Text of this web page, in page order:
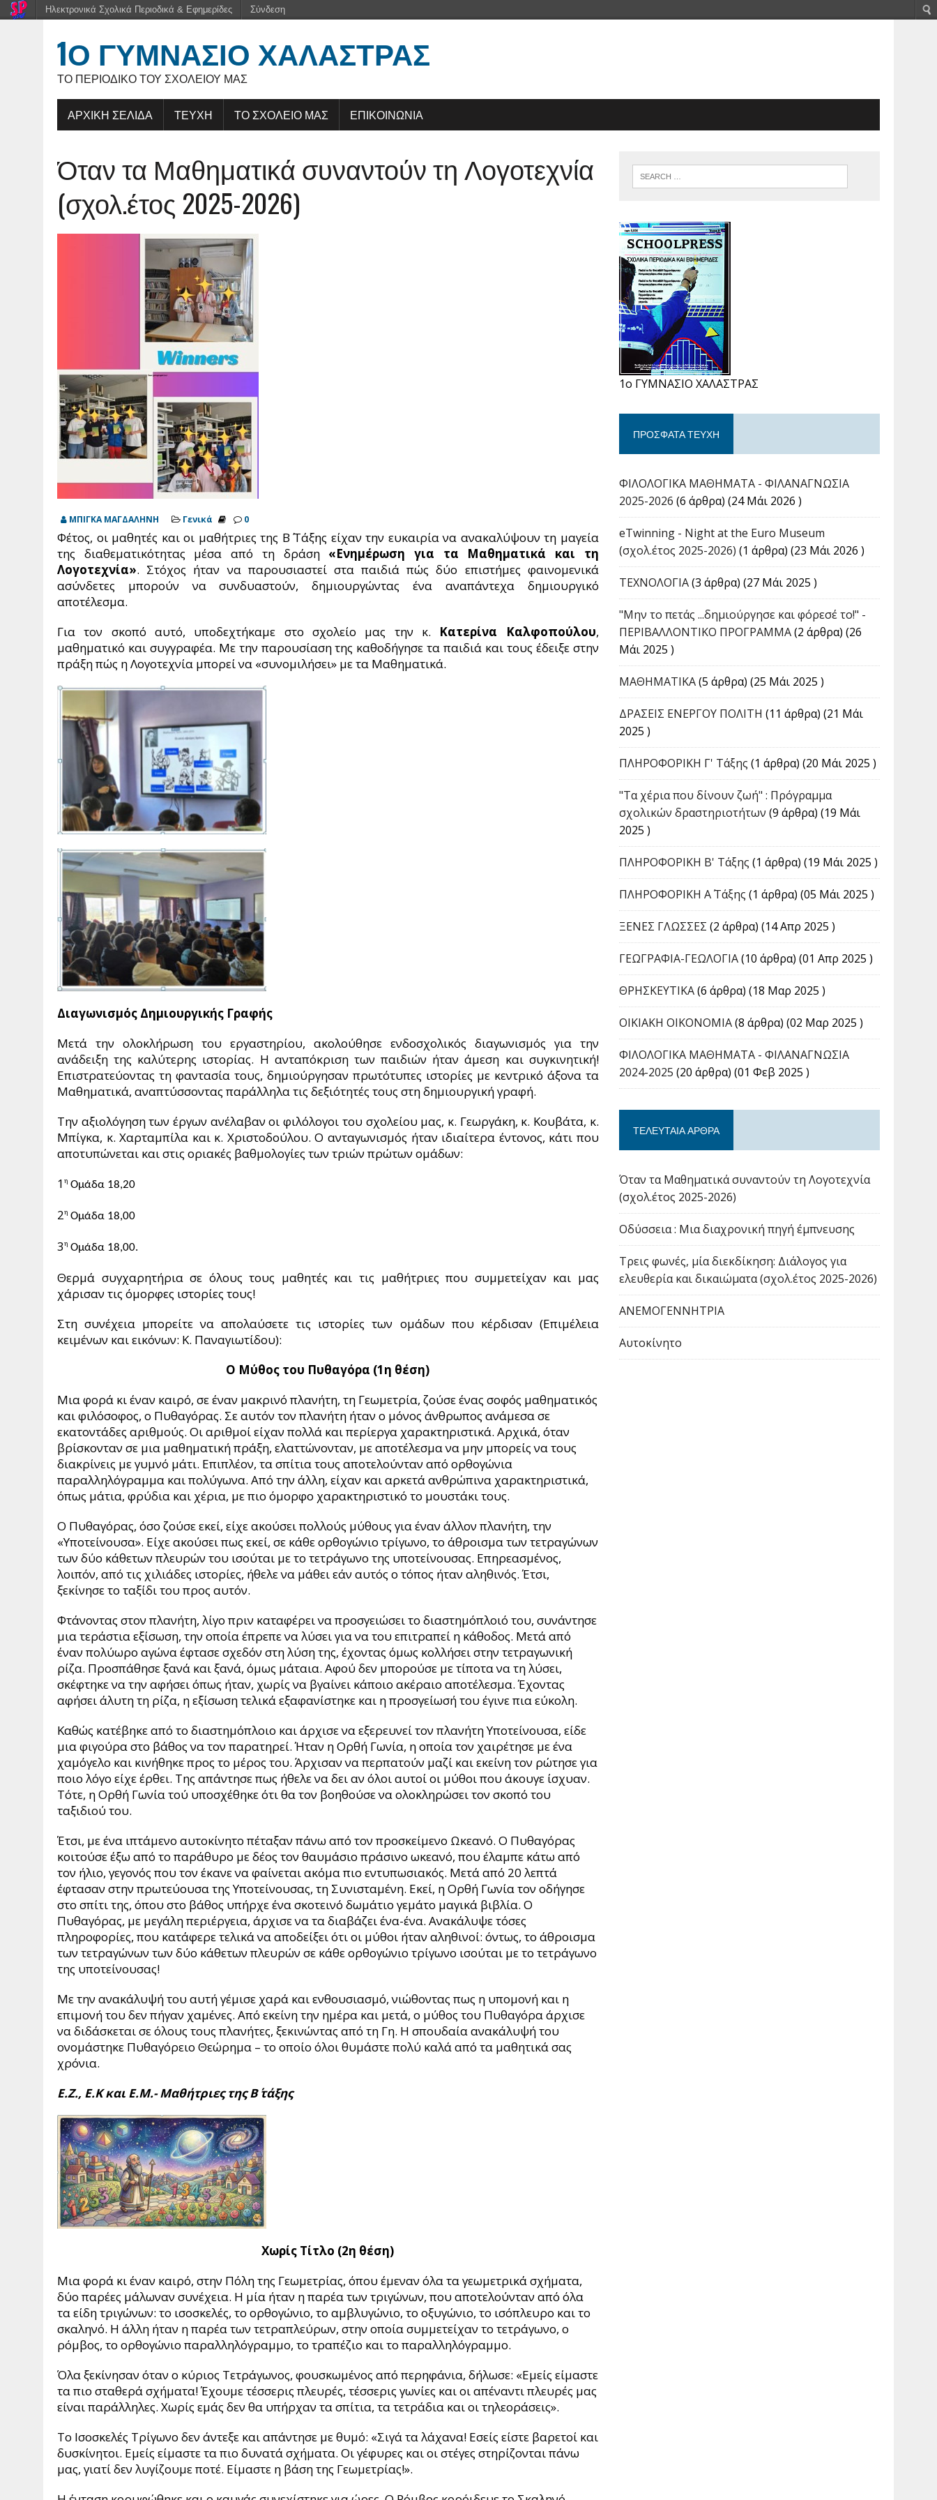
1Ο ΓΥΜΝΑΣΙΟ ΧΑΛΑΣΤΡΑΣ
ΤΟ ΠΕΡΙΟΔΙΚΌ ΤΟΥ ΣΧΟΛΕΊΟΥ ΜΑΣ
ΑΡΧΙΚΗ ΣΕΛΙΔΑ ΤΕΥΧΗ ΤΟ ΣΧΟΛΕΙΟ ΜΑΣ ΕΠΙΚΟΙΝΩΝΙΑ
Όταν τα Μαθηματικά συναντούν τη Λογοτεχνία
(σχολ.έτος 2025-2026)
ΜΠΙΓΚΑ ΜΑΓΔΑΛΗΝΗ Γενικά 0
Φέτος, οι μαθητές και οι μαθήτριες της Β΄ Τάξης είχαν την ευκαιρία να ανακαλύψουν τη μαγεία
της διαθεματικότητας μέσα από τη δράση «Ενημέρωση για τα Μαθηματικά και τη
Λογοτεχνία». Στόχος ήταν να παρουσιαστεί στα παιδιά πώς δύο επιστήμες φαινομενικά
ασύνδετες μπορούν να συνδυαστούν, δημιουργώντας ένα αναπάντεχα δημιουργικό
αποτέλεσμα.
Για τον σκοπό αυτό, υποδεχτήκαμε στο σχολείο μας την κ. Κατερίνα Καλφοπούλου,
μαθηματικό και συγγραφέα. Με την παρουσίαση της καθοδήγησε τα παιδιά και τους έδειξε στην
πράξη πώς η Λογοτεχνία μπορεί να «συνομιλήσει» με τα Μαθηματικά.
Διαγωνισμός Δημιουργικής Γραφής
Μετά την ολοκλήρωση του εργαστηρίου, ακολούθησε ενδοσχολικός διαγωνισμός για την
ανάδειξη της καλύτερης ιστορίας. Η ανταπόκριση των παιδιών ήταν άμεση και συγκινητική!
Επιστρατεύοντας τη φαντασία τους, δημιούργησαν πρωτότυπες ιστορίες με κεντρικό άξονα τα
Μαθηματικά, αναπτύσσοντας παράλληλα τις δεξιότητές τους στη δημιουργική γραφή.
Την αξιολόγηση των έργων ανέλαβαν οι φιλόλογοι του σχολείου μας, κ. Γεωργάκη, κ. Κουβάτα, κ.
Μπίγκα, κ. Χαρταμπίλα και κ. Χριστοδούλου. Ο ανταγωνισμός ήταν ιδιαίτερα έντονος, κάτι που
αποτυπώνεται και στις οριακές βαθμολογίες των τριών πρώτων ομάδων:
1 η Ομάδα 18,20
2η Ομάδα 18,00
3η Ομάδα 18,00.
Θερμά συγχαρητήρια σε όλους τους μαθητές και τις μαθήτριες που συμμετείχαν και μας
χάρισαν τις όμορφες ιστορίες τους!
Στη συνέχεια μπορείτε να απολαύσετε τις ιστορίες των ομάδων που κέρδισαν (Επιμέλεια
κειμένων και εικόνων: Κ. Παναγιωτίδου):
Ο Μύθος του Πυθαγόρα (1η θέση)
Μια φορά κι έναν καιρό, σε έναν μακρινό πλανήτη, τη Γεωμετρία, ζούσε ένας σοφός μαθηματικός
και φιλόσοφος, ο Πυθαγόρας. Σε αυτόν τον πλανήτη ήταν ο μόνος άνθρωπος ανάμεσα σε
εκατοντάδες αριθμούς. Οι αριθμοί είχαν πολλά και περίεργα χαρακτηριστικά. Αρχικά, όταν
βρίσκονταν σε μια μαθηματική πράξη, ελαττώνονταν, με αποτέλεσμα να μην μπορείς να τους
διακρίνεις με γυμνό μάτι. Επιπλέον, τα σπίτια τους αποτελούνταν από ορθογώνια
παραλληλόγραμμα και πολύγωνα. Από την άλλη, είχαν και αρκετά ανθρώπινα χαρακτηριστικά,
όπως μάτια, φρύδια και χέρια, με πιο όμορφο χαρακτηριστικό το μουστάκι τους.
Ο Πυθαγόρας, όσο ζούσε εκεί, είχε ακούσει πολλούς μύθους για έναν άλλον πλανήτη, την
«Υποτείνουσα». Είχε ακούσει πως εκεί, σε κάθε ορθογώνιο τρίγωνο, το άθροισμα των τετραγώνων
των δύο κάθετων πλευρών του ισούται με το τετράγωνο της υποτείνουσας. Επηρεασμένος,
λοιπόν, από τις χιλιάδες ιστορίες, ήθελε να μάθει εάν αυτός ο τόπος ήταν αληθινός. Έτσι,
ξεκίνησε το ταξίδι του προς αυτόν.
Φτάνοντας στον πλανήτη, λίγο πριν καταφέρει να προσγειώσει το διαστημόπλοιό του, συνάντησε
μια τεράστια εξίσωση, την οποία έπρεπε να λύσει για να του επιτραπεί η κάθοδος. Μετά από
έναν πολύωρο αγώνα έφτασε σχεδόν στη λύση της, έχοντας όμως κολλήσει στην τετραγωνική
ρίζα. Προσπάθησε ξανά και ξανά, όμως μάταια. Αφού δεν μπορούσε με τίποτα να τη λύσει,
σκέφτηκε να την αφήσει όπως ήταν, χωρίς να βγαίνει κάποιο ακέραιο αποτέλεσμα. Έχοντας
αφήσει άλυτη τη ρίζα, η εξίσωση τελικά εξαφανίστηκε και η προσγείωσή του έγινε πια εύκολη.
Καθώς κατέβηκε από το διαστημόπλοιο και άρχισε να εξερευνεί τον πλανήτη Υποτείνουσα, είδε
μια φιγούρα στο βάθος να τον παρατηρεί. Ήταν η Ορθή Γωνία, η οποία τον χαιρέτησε με ένα
χαμόγελο και κινήθηκε προς το μέρος του. Άρχισαν να περπατούν μαζί και εκείνη τον ρώτησε για
ποιο λόγο είχε έρθει. Της απάντησε πως ήθελε να δει αν όλοι αυτοί οι μύθοι που άκουγε ίσχυαν.
Τότε, η Ορθή Γωνία τού υποσχέθηκε ότι θα τον βοηθούσε να ολοκληρώσει τον σκοπό του
ταξιδιού του.
Έτσι, με ένα ιπτάμενο αυτοκίνητο πέταξαν πάνω από τον προσκείμενο Ωκεανό. Ο Πυθαγόρας
κοιτούσε έξω από το παράθυρο με δέος τον θαυμάσιο πράσινο ωκεανό, που έλαμπε κάτω από
τον ήλιο, γεγονός που τον έκανε να φαίνεται ακόμα πιο εντυπωσιακός. Μετά από 20 λεπτά
έφτασαν στην πρωτεύουσα της Υποτείνουσας, τη Συνισταμένη. Εκεί, η Ορθή Γωνία τον οδήγησε
στο σπίτι της, όπου στο βάθος υπήρχε ένα σκοτεινό δωμάτιο γεμάτο μαγικά βιβλία. Ο
Πυθαγόρας, με μεγάλη περιέργεια, άρχισε να τα διαβάζει ένα-ένα. Ανακάλυψε τόσες
πληροφορίες, που κατάφερε τελικά να αποδείξει ότι οι μύθοι ήταν αληθινοί: όντως, το άθροισμα
των τετραγώνων των δύο κάθετων πλευρών σε κάθε ορθογώνιο τρίγωνο ισούται με το τετράγωνο
της υποτείνουσας!
Με την ανακάλυψή του αυτή γέμισε χαρά και ενθουσιασμό, νιώθοντας πως η υπομονή και η
επιμονή του δεν πήγαν χαμένες. Από εκείνη την ημέρα και μετά, ο μύθος του Πυθαγόρα άρχισε
να διδάσκεται σε όλους τους πλανήτες, ξεκινώντας από τη Γη. Η σπουδαία ανακάλυψή του
ονομάστηκε Πυθαγόρειο Θεώρημα – το οποίο όλοι θυμάστε πολύ καλά από τα μαθητικά σας
χρόνια.
E.Z., E.K και Ε.Μ.- Μαθήτριες της Β΄ τάξης
Χωρίς Τίτλο (2η θέση)
Μια φορά κι έναν καιρό, στην Πόλη της Γεωμετρίας, όπου έμεναν όλα τα γεωμετρικά σχήματα,
δύο παρέες μάλωναν συνέχεια. Η μία ήταν η παρέα των τριγώνων, που αποτελούνταν από όλα
τα είδη τριγώνων: το ισοσκελές, το ορθογώνιο, το αμβλυγώνιο, το οξυγώνιο, το ισόπλευρο και το
σκαληνό. Η άλλη ήταν η παρέα των τετραπλεύρων, στην οποία συμμετείχαν το τετράγωνο, ο
ρόμβος, το ορθογώνιο παραλληλόγραμμο, το τραπέζιο και το παραλληλόγραμμο.
Όλα ξεκίνησαν όταν ο κύριος Τετράγωνος, φουσκωμένος από περηφάνια, δήλωσε: «Εμείς είμαστε
τα πιο σταθερά σχήματα! Έχουμε τέσσερις πλευρές, τέσσερις γωνίες και οι απέναντι πλευρές μας
είναι παράλληλες. Χωρίς εμάς δεν θα υπήρχαν τα σπίτια, τα τετράδια και οι τηλεοράσεις».
Το Ισοσκελές Τρίγωνο δεν άντεξε και απάντησε με θυμό: «Σιγά τα λάχανα! Εσείς είστε βαρετοί και
δυσκίνητοι. Εμείς είμαστε τα πιο δυνατά σχήματα. Οι γέφυρες και οι στέγες στηρίζονται πάνω
μας, γιατί δεν λυγίζουμε ποτέ. Είμαστε η βάση της Γεωμετρίας!».
1ο ΓΥΜΝΑΣΙΟ ΧΑΛΑΣΤΡΑΣ
ΠΡΌΣΦΑΤΑ ΤΕΎΧΗ
ΦΙΛΟΛΟΓΙΚΑ ΜΑΘΗΜΑΤΑ - ΦΙΛΑΝΑΓΝΩΣΙΑ
2025-2026 (6 άρθρα) (24 Μάι 2026 )
eTwinning - Night at the Euro Museum
(σχολ.έτος 2025-2026) (1 άρθρα) (23 Μάι 2026 )
ΤΕΧΝΟΛΟΓΙΑ(3 άρθρα) (27 Μάι 2025 )
"Μην το πετάς ...δημιούργησε και φόρεσέ το!" -
ΠΕΡΙΒΑΛΛΟΝΤΙΚΟ ΠΡΟΓΡΑΜΜΑ(2 άρθρα) (26
Μάι 2025 )
ΜΑΘΗΜΑΤΙΚΑ(5 άρθρα) (25 Μάι 2025 )
ΔΡΑΣΕΙΣ ΕΝΕΡΓΟΥ ΠΟΛΙΤΗ (11 άρθρα) (21 Μάι
2025 )
ΠΛΗΡΟΦΟΡΙΚΗ Γ' Τάξης (1 άρθρα) (20 Μάι 2025 )
"Τα χέρια που δίνουν ζωή" : Πρόγραμμα
σχολικών δραστηριοτήτων (9 άρθρα) (19 Μάι
2025 )
ΠΛΗΡΟΦΟΡΙΚΗ Β' Τάξης (1 άρθρα) (19 Μάι 2025 )
ΠΛΗΡΟΦΟΡΙΚΗ Α΄ Τάξης (1 άρθρα) (05 Μάι 2025 )
ΞΕΝΕΣ ΓΛΩΣΣΕΣ (2 άρθρα) (14 Απρ 2025 )
ΓΕΩΓΡΑΦΙΑ-ΓΕΩΛΟΓΙΑ(10 άρθρα) (01 Απρ 2025 )
ΘΡΗΣΚΕΥΤΙΚΑ(6 άρθρα) (18 Μαρ 2025 )
ΟΙΚΙΑΚΗ ΟΙΚΟΝΟΜΙΑ(8 άρθρα) (02 Μαρ 2025 )
ΦΙΛΟΛΟΓΙΚΑ ΜΑΘΗΜΑΤΑ - ΦΙΛΑΝΑΓΝΩΣΙΑ
2024-2025 (20 άρθρα) (01 Φεβ 2025 )
ΤΕΛΕΥΤΑΊΑ ΆΡΘΡΑ
Όταν τα Μαθηματικά συναντούν τη Λογοτεχνία
(σχολ.έτος 2025-2026)
Οδύσσεια : Μια διαχρονική πηγή έμπνευσης
Τρεις φωνές, μία διεκδίκηση: Διάλογος για
ελευθερία και δικαιώματα (σχολ.έτος 2025-2026)
ΑΝΕΜΟΓΕΝΝΗΤΡΙΑ
Αυτοκίνητο
Ηλεκτρονικά Σχολικά Περιοδικά & Εφημερίδες Σύνδεση